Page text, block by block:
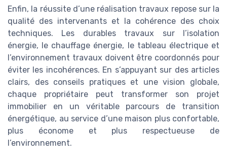
Enfin, la réussite d’une réalisation travaux repose sur la
qualité des intervenants et la cohérence des choix
techniques. Les durables travaux sur l’isolation
énergie, le chauffage énergie, le tableau électrique et
l’environnement travaux doivent être coordonnés pour
éviter les incohérences. En s’appuyant sur des articles
clairs, des conseils pratiques et une vision globale,
chaque propriétaire peut transformer son projet
immobilier en un véritable parcours de transition
énergétique, au service d’une maison plus confortable,
plus économe et plus respectueuse de
l’environnement.